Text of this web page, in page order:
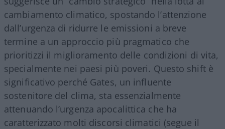
cambiamento climatico, spostando l’attenzione
dall’urgenza di ridurre le emissioni a breve
termine a un approccio più pragmatico che
prioritizzi il miglioramento delle condizioni di vita,
specialmente nei paesi più poveri. Questo shift è
significativo perché Gates, un influente
sostenitore del clima, sta essenzialmente
attenuando l’urgenza apocalittica che ha
caratterizzato molti discorsi climatici (segue il